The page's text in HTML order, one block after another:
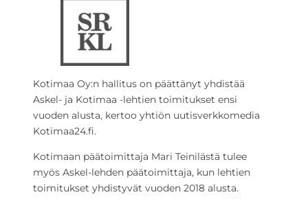
Kotimaa Oy:n hallitus on päättänyt yhdistää
Askel- ja Kotimaa -lehtien toimitukset ensi
vuoden alusta, kertoo yhtiön uutisverkkomedia
Kotimaa24.fi.
Kotimaan päätoimittaja Mari Teinilästä tulee
myös Askel-lehden päätoimittaja, kun lehtien
toimitukset yhdistyvät vuoden 2018 alusta.